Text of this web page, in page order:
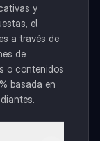
y
el
a través de
de
o contenidos
basada en